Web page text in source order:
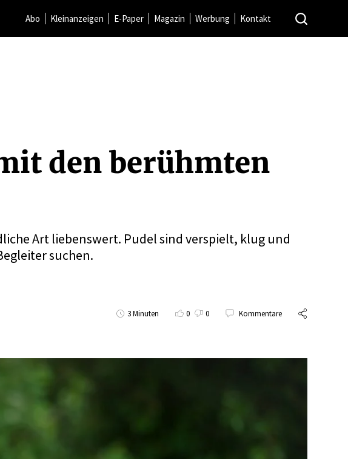
Abo Kleinanzeigen E-Paper Magazin Werbung Kontakt
den berühmten
Art liebenswert. Pudel sind verspielt, klug und
suchen.
3 Minuten 0 0 Kommentare